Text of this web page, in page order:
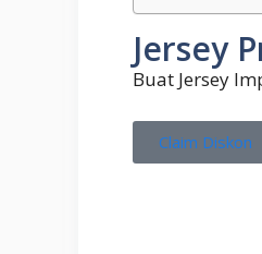
Jersey
Buat Jersey
Claim Diskon